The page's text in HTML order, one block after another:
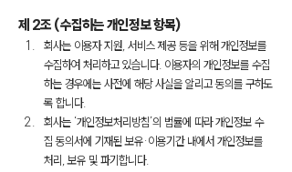
제 2조 (수집하는 개인정보 항목)
회사는 이용자 지원, 서비스 제공 등을 위해 개인정보를
수집하여 처리하고 있습니다. 이용자의 개인정보를 수집
하는 경우에는 사전에 해당 사실을 알리고 동의를 구하도
록 합니다.
회사는 ‘개인정보처리방침’의 법률에 따라 개인정보 수
집 동의서에 기재된 보유·이용기간 내에서 개인정보를
처리, 보유 및 파기합니다.